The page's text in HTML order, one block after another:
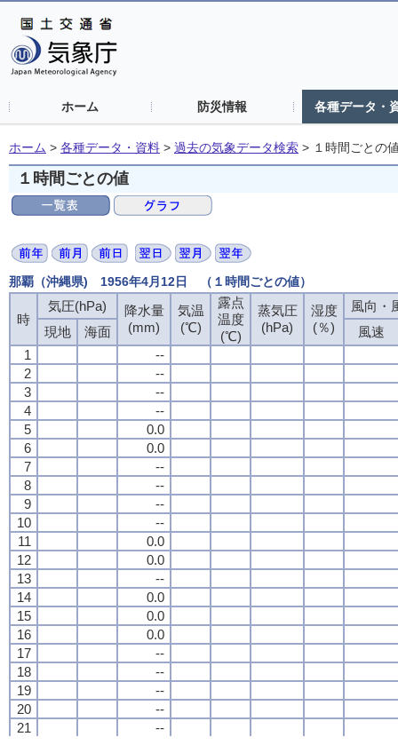
ホーム 防災情報 各種データ・
ホーム > 各種データ・資料 > 過去の気象データ検索 > １時間ごとの
１時間ごとの値
那覇（沖縄県) 1956年4月12日 （１時間ごとの値）
時
気圧(hPa)
降水量
(mm)
気温
(℃)
露点
温度
(℃)
蒸気圧
(hPa)
湿度
(％)
風向・
現地
海面
風速
1
--
2
--
3
--
4
--
5
0.0
6
0.0
7
--
8
--
9
--
10
--
11
0.0
12
0.0
13
--
14
0.0
15
0.0
16
0.0
17
--
18
--
19
--
20
--
21
--
時
気圧(hPa)
降水量
(mm)
気温
(℃)
露点
温度
(℃)
蒸気圧
(hPa)
湿度
(％)
風向・
現地
海面
風速
1
--
2
--
3
--
4
--
5
0.0
6
0.0
7
--
8
--
9
--
10
--
11
0.0
12
0.0
13
--
14
0.0
15
0.0
16
0.0
17
--
18
--
19
--
20
--
21
--
時
気圧(hPa)
降水量
(mm)
気温
(℃)
露点
温度
(℃)
蒸気圧
(hPa)
湿度
(％)
風向・
現地
海面
風速
1
--
2
--
3
--
4
--
5
0.0
6
0.0
7
--
8
--
9
--
10
--
11
0.0
12
0.0
13
--
14
0.0
15
0.0
16
0.0
17
--
18
--
19
--
20
--
21
--
時
気圧(hPa)
降水量
(mm)
気温
(℃)
露点
温度
(℃)
蒸気圧
(hPa)
湿度
(％)
風向・
現地
海面
風速
1
--
2
--
3
--
4
--
5
0.0
6
0.0
7
--
8
--
9
--
10
--
11
0.0
12
0.0
13
--
14
0.0
15
0.0
16
0.0
17
--
18
--
19
--
20
--
21
--